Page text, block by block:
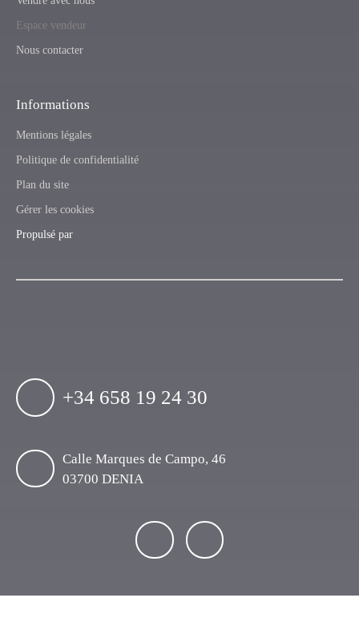
Espace vendeur
Nous contacter
Informations
Mentions légales
Politique de confidentialité
Plan du site
Gérer les cookies
Propulsé par
+34 658 19 24 30
Calle Marques de Campo, 46
03700 DENIA